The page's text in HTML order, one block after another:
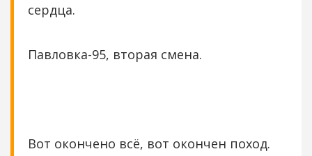
сердца.
Павловка-95, вторая смена.
Вот окончено всё, вот окончен поход.